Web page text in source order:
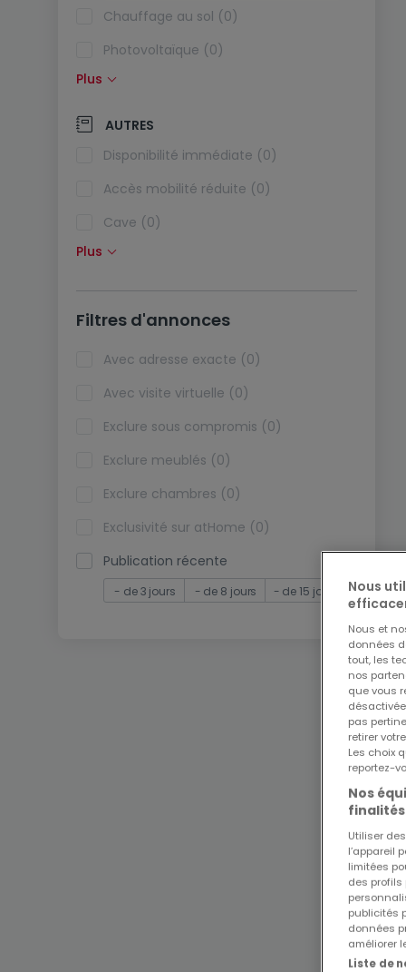
Chauffage au sol (0)
Photovoltaïque (0)
Panneaux solaires (0)
Pompe à chaleur (0)
Climatisation (0)
Fibre optique (0)
Plus
AUTRES
Disponibilité immédiate (0)
Accès mobilité réduite (0)
Cave (0)
Grenier (0)
Ascenseur (0)
Animaux acceptés (0)
Biens de vacances (0)
Plus
Filtres d'annonces
Avec adresse exacte (0)
Avec visite virtuelle (0)
Exclure sous compromis (0)
Exclure meublés (0)
Exclure chambres (0)
Exclusivité sur atHome (0)
Publication récente
- de 3 jours - de 8 jours - de 15 jours
Nous
Nous et
données
tout, les
nos
que vous
pas
retirer
Les choix
reportez-
Nos
Utiliser
l’appareil
limitées
des
publicités
données
améliorer
Liste de